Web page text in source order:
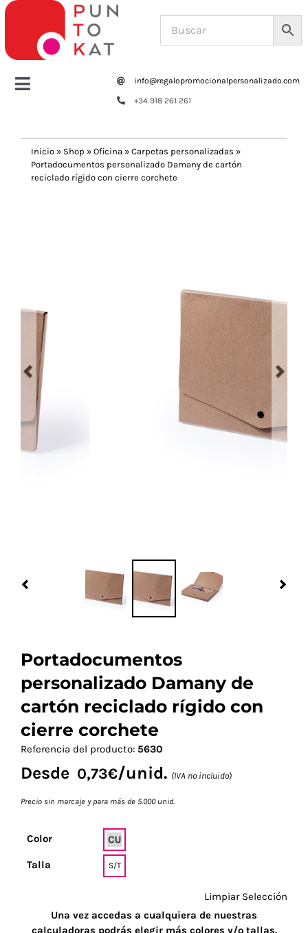
Saltar
contenido
Toggle
Tazas y botellas
Navidad 🎄 Invierno
Tecnología
Más Regalos
info@regalopromocionalpersonalizado.com
+34 918 261 261
Inicio » Shop » Oficina » Carpetas personalizadas »
Portadocumentos personalizado Damany de cartón
reciclado rígido con cierre corchete
Portadocumentos
personalizado Damany de
cartón reciclado rígido con
cierre corchete
Referencia del producto: 5630
Desde 0,73€/unid. (IVA no incluido)
Precio sin marcaje y para más de 5.000 unid.
Color
Talla S/T
Limpiar Selección
Una vez accedas a cualquiera de nuestras
calculadoras podrás elegir más colores y/o tallas.